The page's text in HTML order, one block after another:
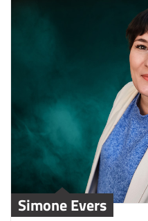
Simone Evers